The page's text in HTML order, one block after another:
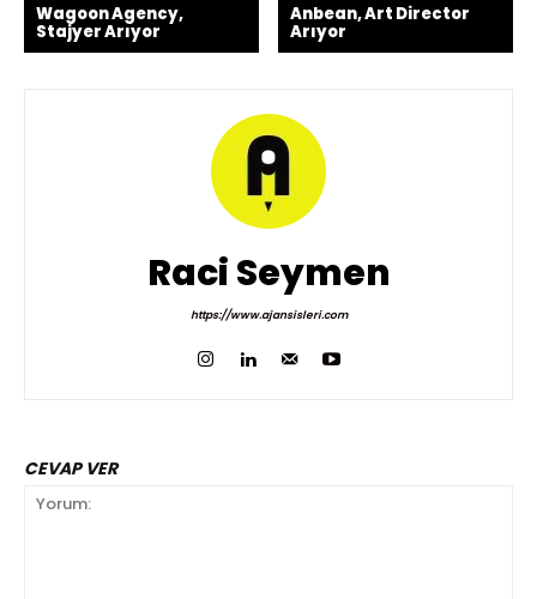
Wagoon Agency,
Stajyer Arıyor
Anbean, Art Director
Arıyor
Raci Seymen
https://www.ajansisleri.com
CEVAP VER